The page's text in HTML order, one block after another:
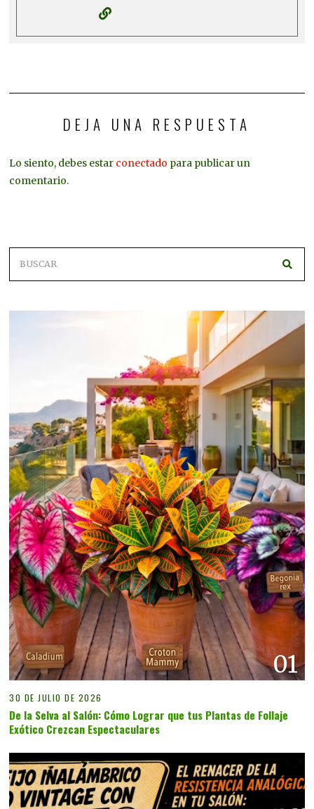
DEJA UNA RESPUESTA
Lo siento, debes estar conectado para publicar un
comentario.
01
30 DE JULIO DE 2026
De la Selva al Salón: Cómo Lograr que tus Plantas de Follaje
Exótico Crezcan Espectaculares